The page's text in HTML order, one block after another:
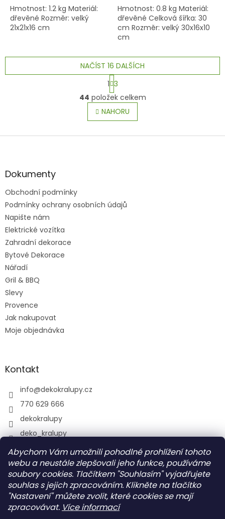
Abychom Vám umožnili pohodlné prohlížení tohoto
webu a neustále zlepšovali jeho funkce, používáme
soubory cookies. Tlačítkem "Souhlasím" vyjadřujete
souhlas s jejich zpracováním. Klikněte na tlačítko
"Nastavení" můžete zvolit, které cookies se mají
zpracovávat. Více informací
Hmotnost: 1.2 kg Materiál:
dřevěné Rozměr: velký
21x21x16 cm
Hmotnost: 0.8 kg Materiál:
dřevěné Celková šířka: 30
cm Rozměr: velký 30x16x10
cm
O
v
l
á
y
NAČÍST 16 DALŠÍCH
S
t
r
á
n
k
v
1 3
44 položek celkem
NAHORU
Z
aDokumenty
Obchodní podmínky
Podmínky ochrany osobních údajů
Napište nám
Elektrické vozítka
Zahradní dekorace
Bytové Dekorace
Nářadí
Gril & BBQ
Slevy
Provence
Jak nakupovat
Moje objednávka
Kontakt
info@dekokralupy.cz
770 629 666
dekokralupy
deko_kralupy
Vyhledávání
HLEDAT